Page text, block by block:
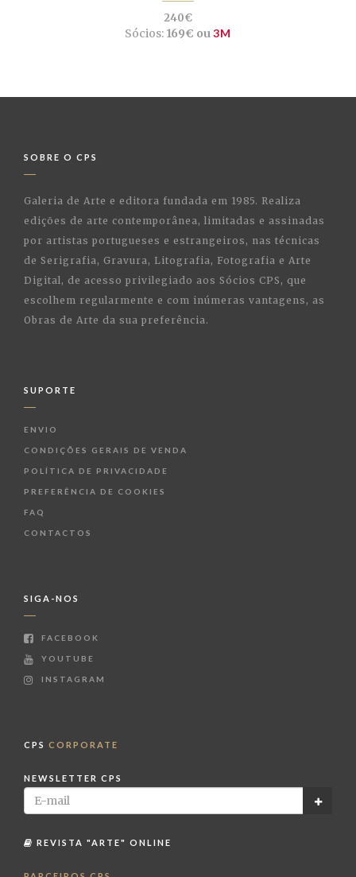
240€
Sócios: 169€ ou3M
SOBRE O CPS
Galeria de Arte e editora fundada em 1985. Realiza
edições de arte contemporânea, limitadas e assinadas
por artistas portugueses e estrangeiros, nas técnicas
de Serigrafia, Gravura, Litografia, Fotografia e Arte
Digital, de acesso privilegiado aos Sócios CPS, que
escolhem regularmente e com inúmeras vantagens, as
Obras de Arte da sua preferência.
SUPORTE
ENVIO
CONDIÇÕES GERAIS DE VENDA
POLÍTICA DE PRIVACIDADE
PREFERÊNCIA DE COOKIES
FAQ
CONTACTOS
SIGA-NOS
FACEBOOK
YOUTUBE
INSTAGRAM
CPS CORPORATE
NEWSLETTER CPS
REVISTA "ARTE" ONLINE